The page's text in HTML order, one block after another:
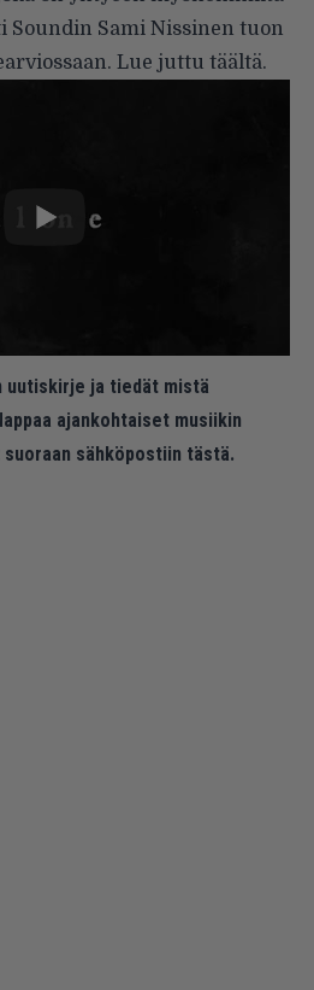
Sami Nissinen tuon
Lue juttu täältä.
uutiskirje ja tiedät mistä
ajankohtaiset musiikin
sähköpostiin tästä.